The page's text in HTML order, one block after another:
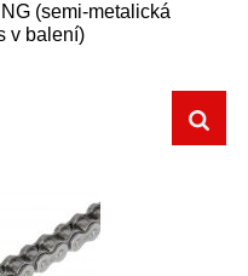
(semi-metalická
v balení)